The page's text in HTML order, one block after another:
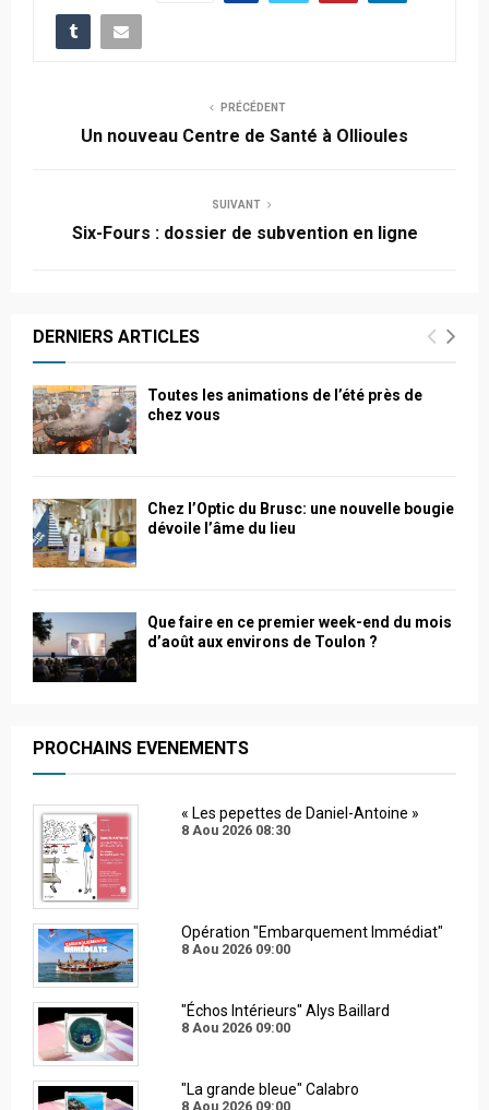
PRÉCÉDENT
Un nouveau Centre de Santé à Ollioules
SUIVANT
Six-Fours : dossier de subvention en ligne
DERNIERS ARTICLES
Toutes les animations de l’été près de
chez vous
Chez l’Optic du Brusc: une nouvelle bougie
dévoile l’âme du lieu
Que faire en ce premier week-end du mois
d’août aux environs de Toulon ?
PROCHAINS EVENEMENTS
« Les pepettes de Daniel-Antoine »
8 Aou 2026 08:30
Opération "Embarquement Immédiat"
8 Aou 2026 09:00
"Échos Intérieurs" Alys Baillard
8 Aou 2026 09:00
"La grande bleue" Calabro
8 Aou 2026 09:00